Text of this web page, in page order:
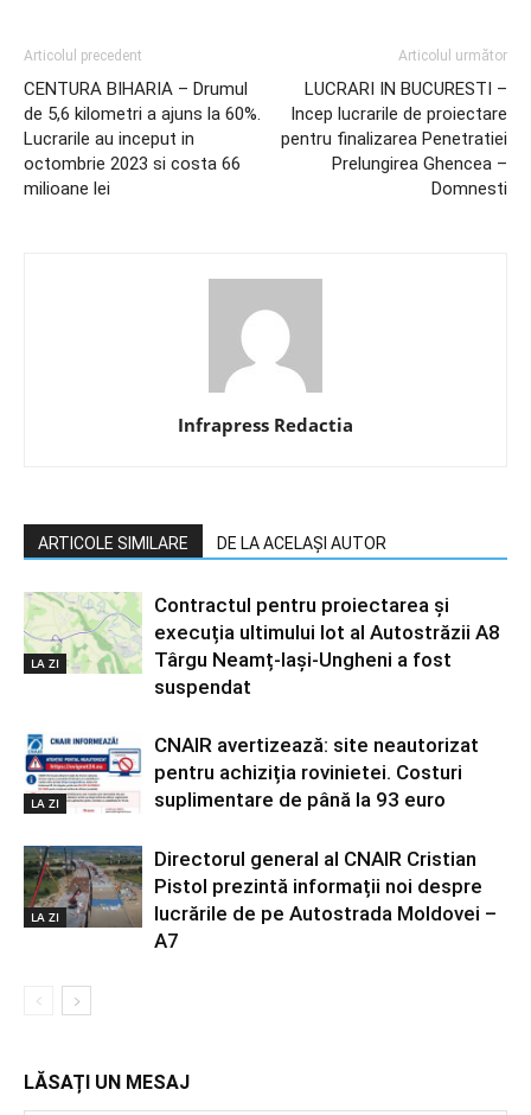
Articolul precedent
CENTURA BIHARIA – Drumul
de 5,6 kilometri a ajuns la 60%.
Lucrarile au inceput in
octombrie 2023 si costa 66
milioane lei
Articolul următor
LUCRARI IN BUCURESTI –
Incep lucrarile de proiectare
pentru finalizarea Penetratiei
Prelungirea Ghencea –
Domnesti
Infrapress Redactia
ARTICOLE SIMILARE DE LA ACELAȘI AUTOR
LA ZI
Contractul pentru proiectarea și
execuția ultimului lot al Autostrăzii A8
Târgu Neamț-Iași-Ungheni a fost
suspendat
LA ZI
CNAIR avertizează: site neautorizat
pentru achiziția rovinietei. Costuri
suplimentare de până la 93 euro
LA ZI
Directorul general al CNAIR Cristian
Pistol prezintă informații noi despre
lucrările de pe Autostrada Moldovei –
A7
LĂSAȚI UN MESAJ